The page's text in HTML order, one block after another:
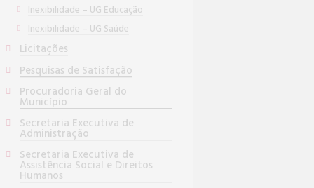
Inexibilidade – UG Educação
Inexibilidade – UG Saúde
Licitações
Pesquisas de Satisfação
Procuradoria Geral do
Município
Secretaria Executiva de
Administração
Secretaria Executiva de
Assistência Social e Direitos
Humanos